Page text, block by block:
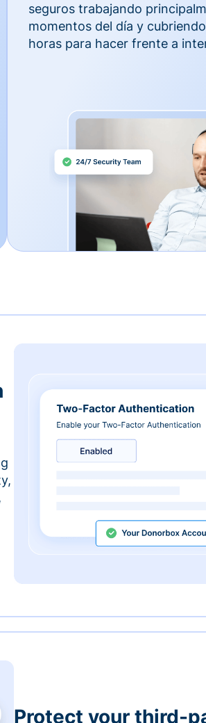
seguros trabajando
momentos del día y
horas para hacer frente a
Protect your third-